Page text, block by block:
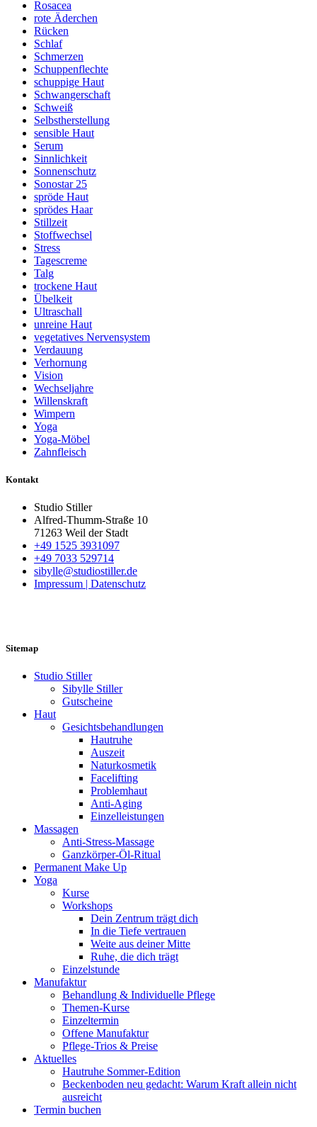
Rosacea
rote Äderchen
Rücken
Schlaf
Schmerzen
Schuppenflechte
schuppige Haut
Schwangerschaft
Schweiß
Selbstherstellung
sensible Haut
Serum
Sinnlichkeit
Sonnenschutz
Sonostar 25
spröde Haut
sprödes Haar
Stillzeit
Stoffwechsel
Stress
Tagescreme
Talg
trockene Haut
Übelkeit
Ultraschall
unreine Haut
vegetatives Nervensystem
Verdauung
Verhornung
Vision
Wechseljahre
Willenskraft
Wimpern
Yoga
Yoga-Möbel
Zahnfleisch
Kontakt
Studio Stiller
Alfred-Thumm-Straße 10
71263 Weil der Stadt
+49 1525 3931097
+49 7033 529714
sibylle@studiostiller.de
Impressum | Datenschutz
Sitemap
Studio Stiller
Sibylle Stiller
Gutscheine
Haut
Gesichtsbehandlungen
Hautruhe
Auszeit
Naturkosmetik
Facelifting
Problemhaut
Anti-Aging
Einzelleistungen
Massagen
Anti-Stress-Massage
Ganzkörper-Öl-Ritual
Permanent Make Up
Yoga
Kurse
Workshops
Dein Zentrum trägt dich
In die Tiefe vertrauen
Weite aus deiner Mitte
Ruhe, die dich trägt
Einzelstunde
Manufaktur
Behandlung & Individuelle Pflege
Themen-Kurse
Einzeltermin
Offene Manufaktur
Pflege-Trios & Preise
Aktuelles
Hautruhe Sommer-Edition
Beckenboden neu gedacht: Warum Kraft allein nicht
ausreicht
Termin buchen